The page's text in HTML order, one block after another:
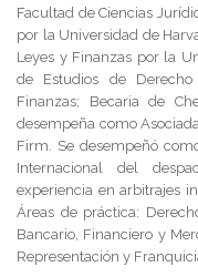
Facultad de Ciencias
por la Universidad de
Leyes y Finanzas por la
de Estudios de
Finanzas; Becaria de
desempeña como
Firm. Se desempeñó
Internacional del
experiencia en arbitrajes
Áreas de práctica:
Bancario, Financiero y
Representación y